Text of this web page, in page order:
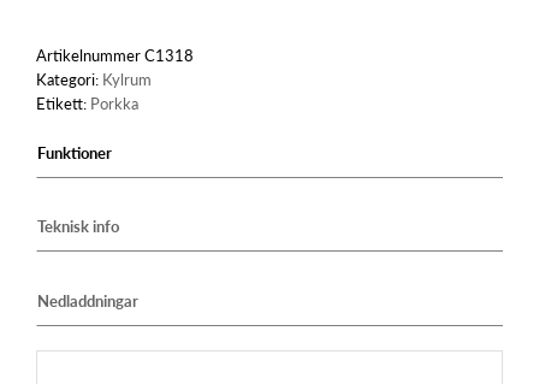
ArtikelnummerC1318
Kategori: Kylrum
Etikett: Porkka
Funktioner
Teknisk info
Nedladdningar